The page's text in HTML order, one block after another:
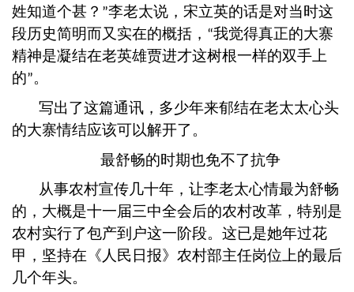
姓知道个甚？ ”李老太说，宋立英的话是对当时这
段历史简明而又实在的概括， “我觉得真正的大寨
精神是凝结在老英雄贾进才这树根一样的双手上
的”。
写出了这篇通讯，多少年来郁结在老太太心头
的大寨情结应该可以解开了。
最舒畅的时期也免不了抗争
从事农村宣传几十年，让李老太心情最为舒畅
的，大概是十一届三中全会后的农村改革，特别是
农村实行了包产到户这一阶段。这已是她年过花
甲，坚持在《人民日报》农村部主任岗位上的最后
几个年头。